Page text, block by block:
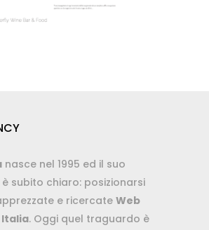
nasce nel 1995 ed il suo
subito chiaro: posizionarsi
e ricercate Web
Italia. Oggi quel traguardo è